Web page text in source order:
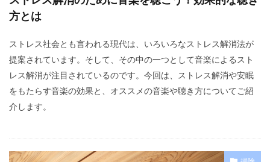
方とは
ストレス社会とも言われる現代は、いろいろなストレス解消法が
提案されています。そして、その中の一つとして音楽によるスト
レス解消が注目されているのです。今回は、ストレス解消や安眠
をもたらす音楽の効果と、オススメの音楽や聴き方についてご紹
介します。